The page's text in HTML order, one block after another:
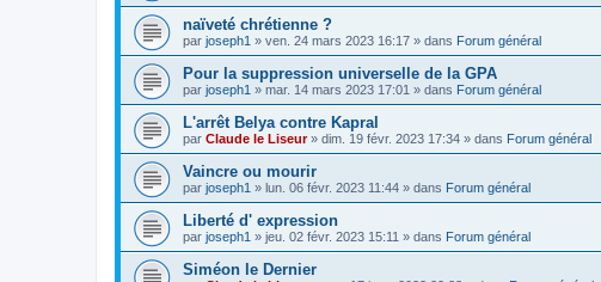
naïveté chrétienne ?
par joseph1 » ven. 24 mars 2023 16:17 » dans Forum général
Pour la suppression universelle de la GPA
par joseph1 » mar. 14 mars 2023 17:01 » dans Forum général
L'arrêt Belya contre Kapral
par Claude le Liseur» dim. 19 févr. 2023 17:34 » dans Forum général
Vaincre ou mourir
par joseph1 » lun. 06 févr. 2023 11:44 » dans Forum général
Liberté d' expression
par joseph1 » jeu. 02 févr. 2023 15:11 » dans Forum général
Siméon le Dernier